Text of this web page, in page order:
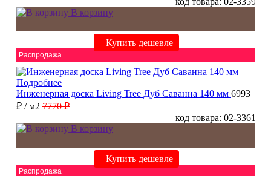
В корзину
Купить дешевле
Распродажа
Подробнее
Инженерная доска Living Tree Дуб Саванна 140 мм 6993
₽ / м2 7770 ₽
код товара: 02-3361
В корзину
Купить дешевле
Распродажа